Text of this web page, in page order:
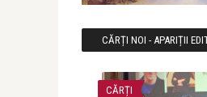
CĂRȚI NOI - APARIȚII
CĂRȚI